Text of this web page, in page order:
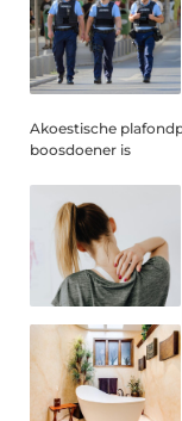
Akoestische
boosdoener is